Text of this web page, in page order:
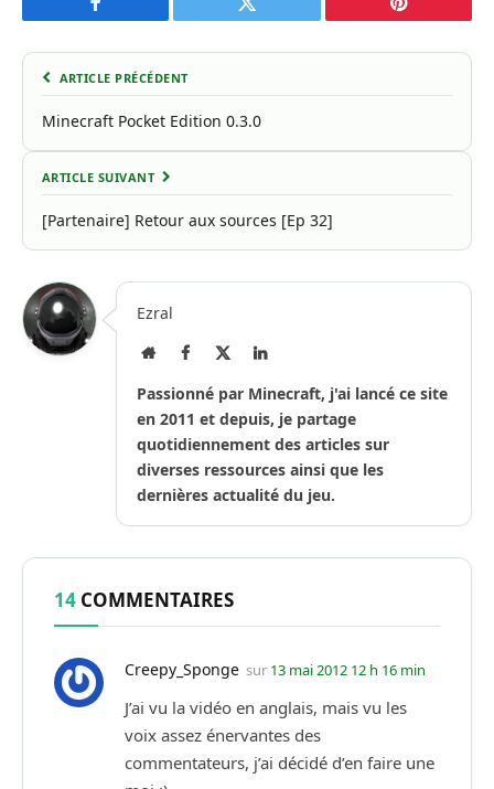
Facebook Twitter Pinterest
ARTICLE PRÉCÉDENT
Minecraft Pocket Edition 0.3.0
ARTICLE SUIVANT
[Partenaire] Retour aux sources [Ep 32]
Ezral
Site
Facebook LinkedIn
Passionné par Minecraft, j'ai lancé ce site
en 2011 et depuis, je partage
quotidiennement des articles sur
diverses ressources ainsi que les
dernières actualité du jeu.
14 COMMENTAIRES
Creepy_Sponge sur 13 mai 2012 12 h 16 min
J’ai vu la vidéo en anglais, mais vu les
voix assez énervantes des
commentateurs, j’ai décidé d’en faire une